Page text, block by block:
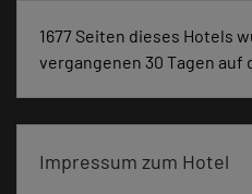
1677 Seiten dieses Hotels
vergangenen 30 Tagen auf
Impressum zum Hotel